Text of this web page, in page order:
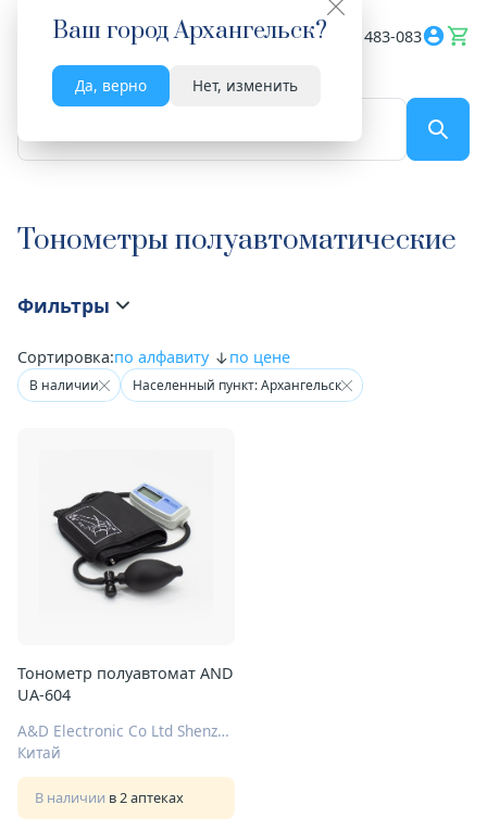
Ваш городАрхангельск?
Да, верно Нет, изменить
Весь сайт 8182 483-083
Тонометры полуавтоматические
Фильтры
Сортировка:по алфавиту по цене
В наличии Населенный пункт: Архангельск
Тонометр полуавтомат AND
UA-604
A&D Electronic Co Ltd Shenzhen
Китай
В наличии в 2 аптеках